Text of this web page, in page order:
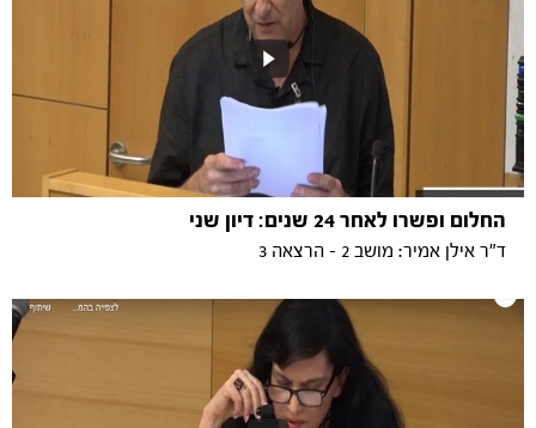
החלום ופשרו לאחר 24 שנים: דיון שני
ד"ר אילן אמיר: מושב 2 - הרצאה 3